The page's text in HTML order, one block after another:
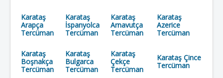
Karataş
Arapça
Tercüman
Karataş
İspanyolca
Tercüman
Karataş
Arnavutça
Tercüman
Karataş
Azerice
Tercüman
Karataş
Boşnakça
Tercüman
Karataş
Bulgarca
Tercüman
Karataş
Çekçe
Tercüman
Karataş Çince
Tercüman